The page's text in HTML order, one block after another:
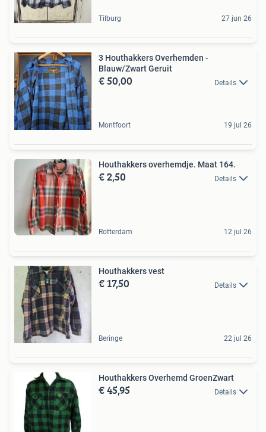
Tilburg 27 jun 26
3 Houthakkers Overhemden -
Blauw/Zwart Geruit
€ 50,00 Details
Montfoort 19 jul 26
Houthakkers overhemdje. Maat 164.
€ 2,50 Details
Rotterdam 12 jul 26
Houthakkers vest
€ 17,50 Details
Beringe 22 jul 26
Houthakkers Overhemd GroenZwart
€ 45,95 Details